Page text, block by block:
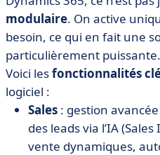
modulaire. On active
besoin, ce qui en fait une
particulièrement puissante.
Voici lesfonctionnalités
logiciel :
Sales : gestion
des leads via l’IA
vente dynamiques,